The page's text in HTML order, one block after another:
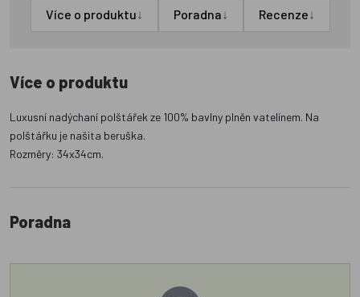
Více o produktu↓ Poradna↓ Recenze↓
Více o produktu
Luxusní nadýchaní polštářek ze 100% bavlny plněn vatelínem. Na
polštářku je našita beruška.
Rozměry: 34x34cm.
Poradna